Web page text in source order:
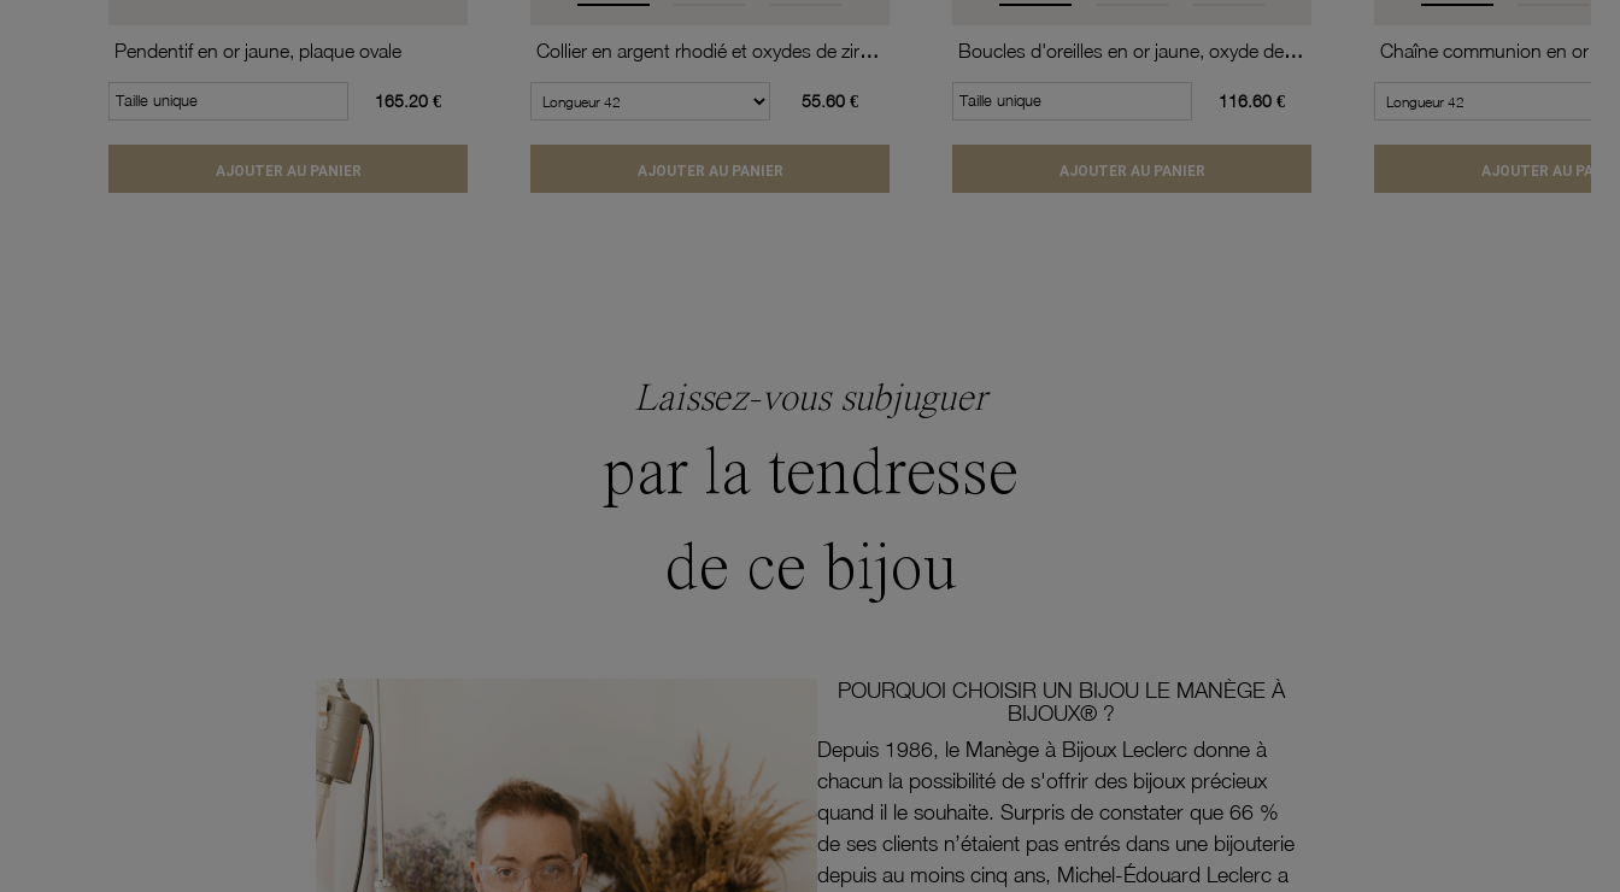
Pendentif en or jaune, plaque ovale
Taille unique 165.20 €
AJOUTER AU PANIER
Collier en argent rhodié et oxydes de zirconium
55.60 €
AJOUTER AU PANIER
Boucles d'oreilles en or jaune, oxyde de zirconium (moyen modèle).
Taille unique 116.60 €
AJOUTER AU PANIER AJOUTER AU
Laissez-vous subjuguer
par la tendresse
de ce bijou
POURQUOI CHOISIR UN BIJOU LE MANÈGE À
BIJOUX® ?
Depuis 1986, le Manège à Bijoux Leclerc donne à
chacun la possibilité de s'offrir des bijoux précieux
quand il le souhaite. Surpris de constater que 66 %
de ses clients n’étaient pas entrés dans une bijouterie
depuis au moins cinq ans, Michel-Édouard Leclerc a